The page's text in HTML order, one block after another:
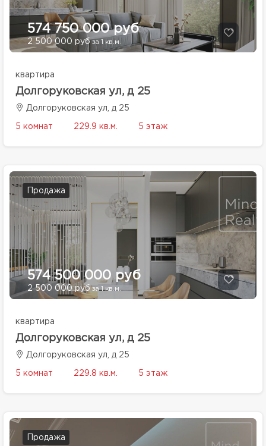
574 750 000 руб
2 500 000 руб за 1 кв.м.
квартира
Долгоруковская ул, д 25
Долгоруковская ул, д 25
5 комнат 229.9 кв.м. 5 этаж
Продажа
574 500 000 руб
2 500 000 рубза 1 кв.м.
квартира
Долгоруковская ул, д 25
Долгоруковская ул, д 25
5 комнат 229.8 кв.м. 5 этаж
Продажа